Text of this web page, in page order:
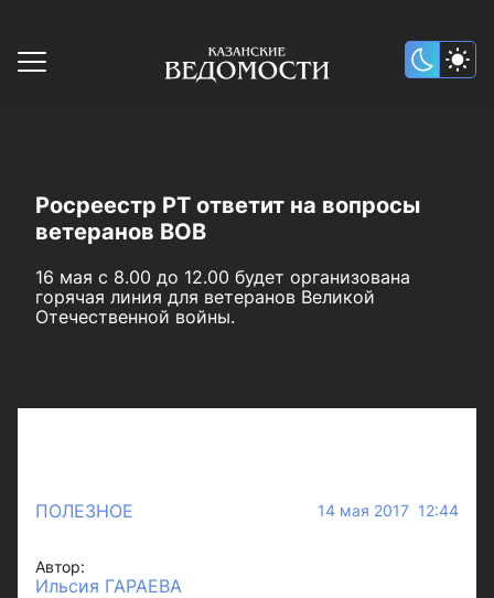
Росреестр РТ ответит на вопросы
ветеранов ВОВ
16 мая с 8.00 до 12.00 будет организована
горячая линия для ветеранов Великой
Отечественной войны.
ПОЛЕЗНОЕ 14 мая 2017 12:44
Автор:
Ильсия ГАРАЕВА